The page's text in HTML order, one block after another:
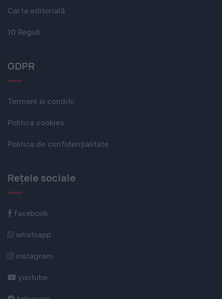
Carta editorială
10 Reguli
GDPR
Termeni si conditii
Politica cookies
Politica de confidențialitate
Rețele sociale
facebook
whatsapp
instagram
youtube